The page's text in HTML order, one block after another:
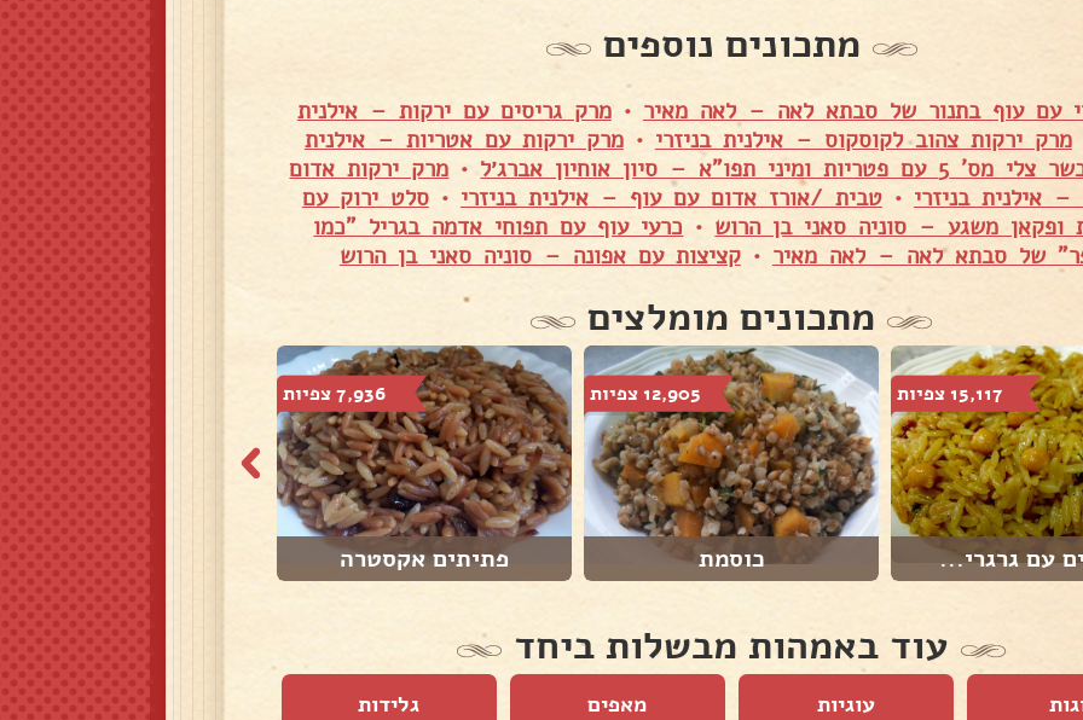
מתכונים נוספים
עם עוף בתנור של סבתא לאה – לאה מאיר •מרק גריסים עם ירקות – אילנית
מרק ירקות צהוב לקוסקוס – אילנית בניזרי •מרק ירקות עם אטריות – אילנית
מס' 5 עם פטריות ומיני תפו"א – סיון אוחיון אברג׳ל • מרק ירקות אדום
– אילנית בניזרי •טבית /אורז אדום עם עוף – אילנית בניזרי •סלט ירוק עם
ופקאן משגע – סוניה סאני בן הרוש • כרעי עוף עם תפוחי אדמה בגריל "כמו
של סבתא לאה – לאה מאיר •קציצות עם אפונה – סוניה סאני בן הרוש
מתכונים מומלצים
15,117 צפיות
עם גרגרי...
12,905 צפיות
כוסמת
7,936 צפיות
פתיתים אקסטרה
עוד באמהות מבשלות ביחד
עוגיות מאפים גלידות